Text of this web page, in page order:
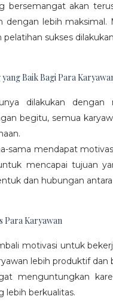
bersemangat akan
dengan lebih
sukses
Baik Bagi Para
dilakukan
begitu, semua
sama mendapat
mencapai tujuan
dan hubungan
Para Karyawan
motivasi untuk
lebih produktif dan
menguntungkan
lebih berkualitas.